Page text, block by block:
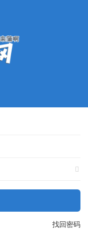
找回密码